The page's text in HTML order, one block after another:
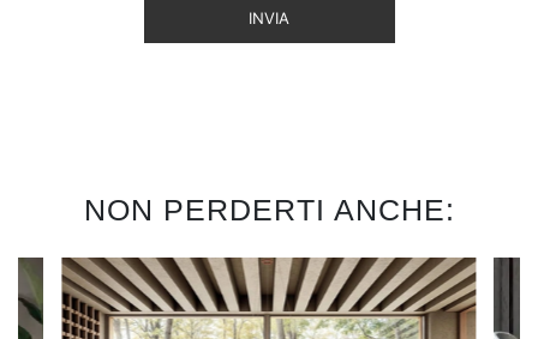
INVIA
NON PERDERTI ANCHE: